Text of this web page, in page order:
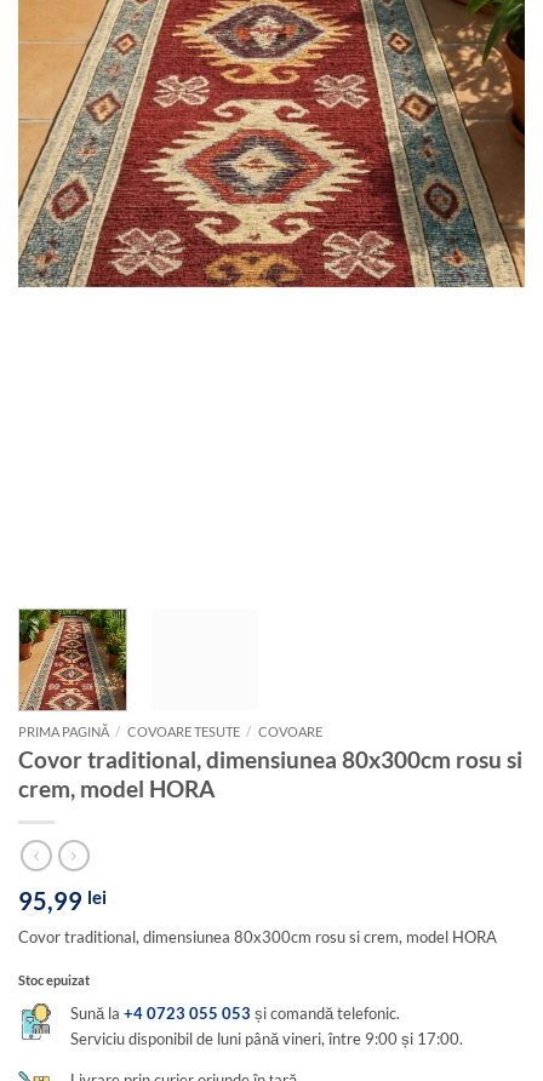
PRIMA PAGINĂ / COVOARE TESUTE / COVOARE
Covor traditional, dimensiunea 80x300cm rosu si
crem, model HORA
95,99 lei
Covor traditional, dimensiunea 80x300cm rosu si crem, model HORA
Stoc epuizat
Sună la+4 0723 055 053 și comandă telefonic.
Serviciu disponibil de luni până vineri, între 9:00 și 17:00.